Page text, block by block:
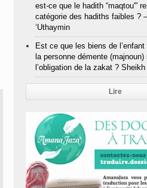
est-ce que le hadith “maqtou'”
catégorie des hadiths faibles ?
‘Uthaymin
Est ce que les biens de
la personne démente
l’obligation de la zakat ? Sheikh
Lire